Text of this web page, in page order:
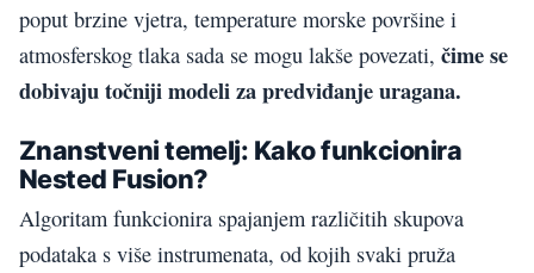
poput brzine vjetra, temperature morske površine i
atmosferskog tlaka sada se mogu lakše povezati, čime se
dobivaju točniji modeli za predviđanje uragana.
Znanstveni temelj: Kako funkcionira
Nested Fusion?
Algoritam funkcionira spajanjem različitih skupova
podataka s više instrumenata, od kojih svaki pruža